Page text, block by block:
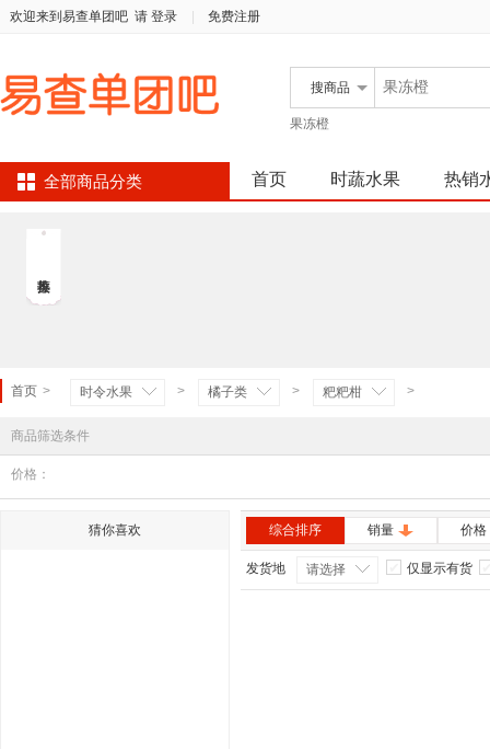
欢迎来到易查单团吧 请 登录 免费注册
搜商品
果冻橙
全部商品分类 首页 时蔬水果 热销
首页 > 时令水果 > 橘子类 > 粑粑柑 >
商品筛选条件
价格：
猜你喜欢 综合排序 销量 价格
发货地 请选择 仅显示有货